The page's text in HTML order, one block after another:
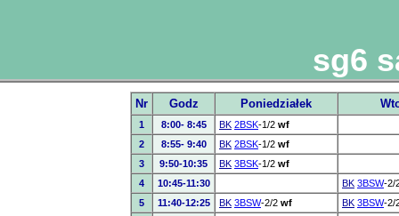
sg6
Nr Godz Poniedziałek
1 8:00- 8:45 BK 2BSK-1/2 wf
2
8:55- 9:40 BK 2BSK-1/2 wf
3
9:50-10:35 BK 3BSK-1/2 wf
4
10:45-11:30 BK 3BSW-2/
5
11:40-12:25 BK 3BSW-2/2 wf BK 3BSW-2/